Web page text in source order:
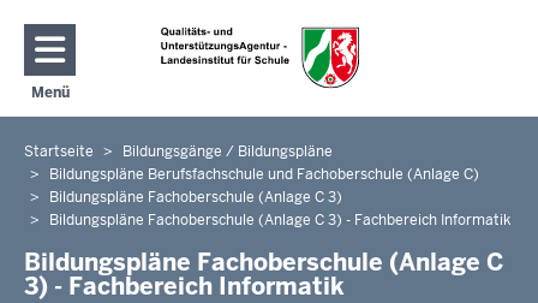
Direkt zum Inhalt
Menü
Navigation aktivieren/deaktivieren: Hauptmenü
Sie
befinden
sich
Startseite
Bildungsgänge / Bildungspläne
Bildungspläne Berufsfachschule und Fachoberschule (Anlage C)
Bildungspläne Fachoberschule (Anlage C 3)
Bildungspläne Fachoberschule (Anlage C 3) - Fachbereich Informatik
Bildungspläne Fachoberschule (Anlage C
3) - Fachbereich Informatik